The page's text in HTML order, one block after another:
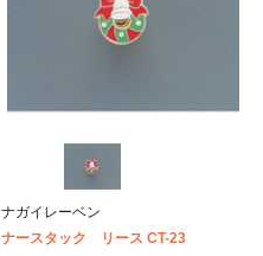
ナガイレーベン
ナースタック リース CT-23